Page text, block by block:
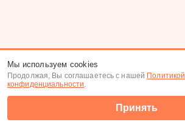
Мы используем cookies
Продолжая, Вы соглашаетесь с нашей Политикой
конфиденциальности.
Принять